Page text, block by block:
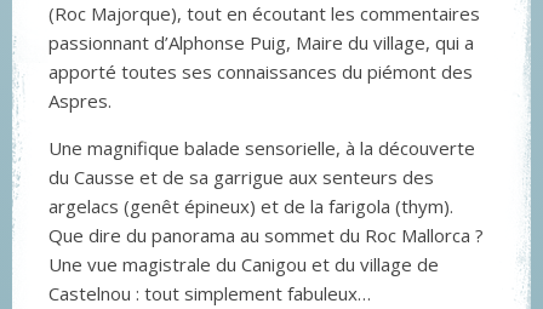
(Roc Majorque), tout en écoutant les commentaires
passionnant d’Alphonse Puig, Maire du village, qui a
apporté toutes ses connaissances du piémont des
Aspres.
Une magnifique balade sensorielle, à la découverte
du Causse et de sa garrigue aux senteurs des
argelacs (genêt épineux) et de la farigola (thym).
Que dire du panorama au sommet du Roc Mallorca ?
Une vue magistrale du Canigou et du village de
Castelnou : tout simplement fabuleux…